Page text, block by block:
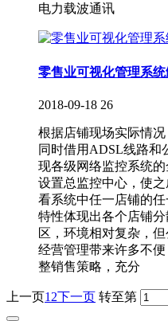
电力载波通讯
零售业可视化管理系
2018-09-18 26
根据店铺现场实际情
同时借用ADSL线路和
现各级网络监控系统
设置总监控中心，使
看系统中任一店铺的
特性体现出各个店铺
区，环境相对复杂，
经营管理带来许多不
整销售策略，充分
上一页1 2下一页 转至第